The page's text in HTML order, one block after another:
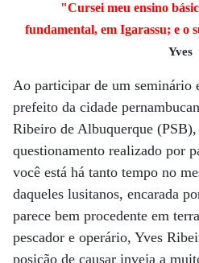
"Cursei meu ensino
fundamental, em Igarassu; e o
Yves
Ao participar de um seminário
prefeito da cidade
Ribeiro de Albuquerque
questionamento realizado por
você está há tanto tempo no
daqueles lusitanos, encarada
parece bem procedente em
pescador e operário, Yves
posição de causar inveja a